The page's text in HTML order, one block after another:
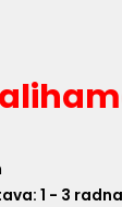
1 - 3